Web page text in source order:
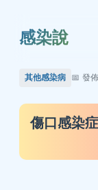
感染說
其他感染病 發
傷口感染